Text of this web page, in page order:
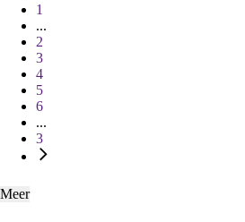
1
...
2
3
4
5
6
...
3
Meer